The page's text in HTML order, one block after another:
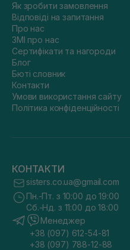
Як зробити замовлення
Відповіді на запитання
Про нас
ЗМІ про нас
Сертифікати та нагороди
Блог
Бюті словник
Контакти
Умови використання сайту
Політика конфіденційності
КОНТАКТИ
sisters.co.ua@gmail.com
Пн.-Пт. з 10:00 до 19:00
Сб.-Нд. з 11:00 до 18:00
Менеджер
+38 (097) 612-54-81
+38 (097) 788-12-88